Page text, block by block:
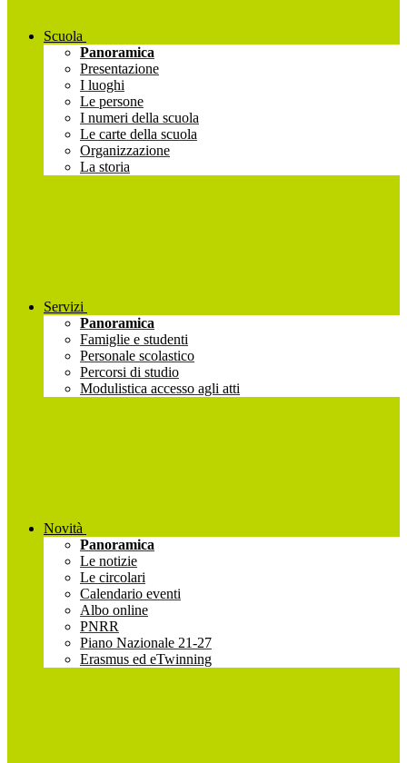
Scuola
Panoramica
Presentazione
I luoghi
Le persone
I numeri della scuola
Le carte della scuola
Organizzazione
La storia
Servizi
Panoramica
Famiglie e studenti
Personale scolastico
Percorsi di studio
Modulistica accesso agli atti
Novità
Panoramica
Le notizie
Le circolari
Calendario eventi
Albo online
PNRR
Piano Nazionale 21-27
Erasmus ed eTwinning